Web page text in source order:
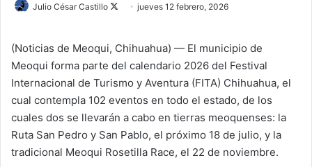
Julio César Castillo
o
w
o
n
X
jueves 12 febrero, 2026
(Noticias de Meoqui, Chihuahua) — El municipio de
Meoqui forma parte del calendario 2026 del Festival
Internacional de Turismo y Aventura (FITA) Chihuahua, el
cual contempla 102 eventos en todo el estado, de los
cuales dos se llevarán a cabo en tierras meoquenses: la
Ruta San Pedro y San Pablo, el próximo 18 de julio, y la
tradicional Meoqui Rosetilla Race, el 22 de noviembre.